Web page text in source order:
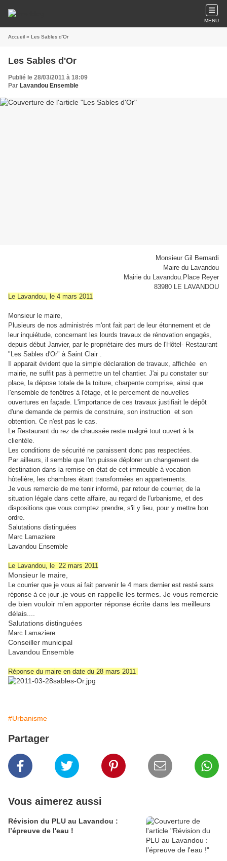
MENU
Accueil » Les Sables d'Or
Les Sables d'Or
Publié le 28/03/2011 à 18:09
Par Lavandou Ensemble
Monsieur Gil Bernardi
Maire du Lavandou
Mairie du Lavandou.Place Reyer
83980 LE LAVANDOU
Le Lavandou, le 4 mars 2011
Monsieur le maire,
Plusieurs de nos administrés m'ont fait part de leur étonnement et de
leur inquiétude, concernant les lourds travaux de rénovation engagés,
depuis début Janvier, par le propriétaire des murs de l'Hôtel- Restaurant
"Les Sables d'Or" à Saint Clair .
Il apparait évident que la simple déclaration de travaux, affichée en
mairie, ne suffit pas à permettre un tel chantier. J'ai pu constater sur
place, la dépose totale de la toiture, charpente comprise, ainsi que
l'ensemble de fenêtres à l'étage, et le percement de nouvelles
ouvertures en façade. L'importance de ces travaux justifiait le dépôt
d'une demande de permis de construire, son instruction et son
obtention. Ce n'est pas le cas.
Le Restaurant du rez de chaussée reste malgré tout ouvert à la
clientèle.
Les conditions de sécurité ne paraissent donc pas respectées.
Par ailleurs, il semble que l'on puisse déplorer un changement de
destination dans la remise en état de cet immeuble à vocation
hôtelière, les chambres étant transformées en appartements.
Je vous remercie de me tenir informé, par retour de courrier, de la
situation légale dans cette affaire, au regard de l'urbanisme, et des
dispositions que vous comptez prendre, s'il y lieu, pour y mettre bon
ordre.
Salutations distinguées
Marc Lamaziere
Lavandou Ensemble
Le Lavandou, le 22 mars 2011
Monsieur le maire,
Le courrier que je vous ai fait parvenir le 4 mars dernier est resté sans
réponse à ce jour .je vous en rappelle les termes. Je vous remercie
de bien vouloir m'en apporter réponse écrite dans les meilleurs
délais....
Salutations distinguées
Marc Lamaziere
Conseiller municipal
Lavandou Ensemble
Réponse du maire en date du 28 mars 2011
#Urbanisme
Partager
Vous aimerez aussi
Révision du PLU au Lavandou :
l’épreuve de l'eau !